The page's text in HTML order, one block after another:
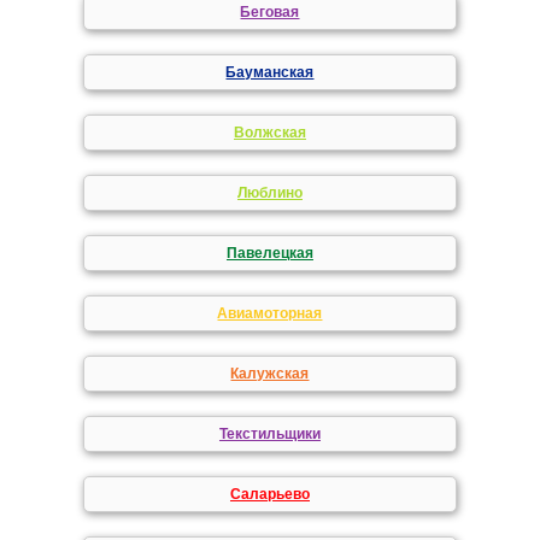
Беговая
Бауманская
Волжская
Люблино
Павелецкая
Авиамоторная
Калужская
Текстильщики
Саларьево